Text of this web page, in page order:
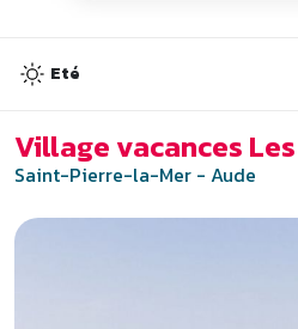
Eté
Village vacances
Saint-Pierre-la-Mer - Aude